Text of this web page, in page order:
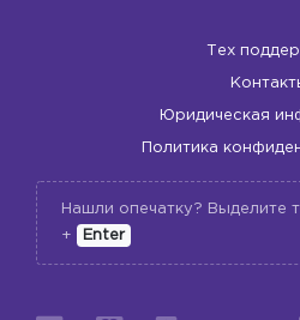
Тех
Юридическая
Политика
Нашли опечатку? Выделите
+
Enter